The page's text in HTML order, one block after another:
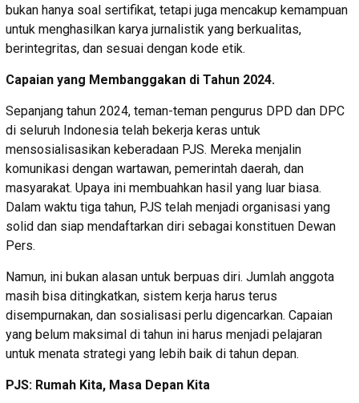
bukan hanya soal sertifikat, tetapi juga mencakup kemampuan
untuk menghasilkan karya jurnalistik yang berkualitas,
berintegritas, dan sesuai dengan kode etik.
Capaian yang Membanggakan di Tahun 2024.
Sepanjang tahun 2024, teman-teman pengurus DPD dan DPC
di seluruh Indonesia telah bekerja keras untuk
mensosialisasikan keberadaan PJS. Mereka menjalin
komunikasi dengan wartawan, pemerintah daerah, dan
masyarakat. Upaya ini membuahkan hasil yang luar biasa.
Dalam waktu tiga tahun, PJS telah menjadi organisasi yang
solid dan siap mendaftarkan diri sebagai konstituen Dewan
Pers.
Namun, ini bukan alasan untuk berpuas diri. Jumlah anggota
masih bisa ditingkatkan, sistem kerja harus terus
disempurnakan, dan sosialisasi perlu digencarkan. Capaian
yang belum maksimal di tahun ini harus menjadi pelajaran
untuk menata strategi yang lebih baik di tahun depan.
PJS: Rumah Kita, Masa Depan Kita